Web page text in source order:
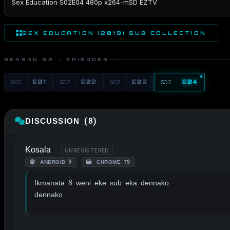
Sex Education S02E04 480p x264-mSD EZTV
SEX EDUCATION (2019) SUB COLLECTION
SEASON 02 · EPISODES
S02 E01 S02 E02 S02 E03 S02 E04
DISCUSSION (8)
Kosala UNREGISTERED
ANDROID 9 CHROME 79
Ikmanata 8 weni eke sub eka dennako
dennako